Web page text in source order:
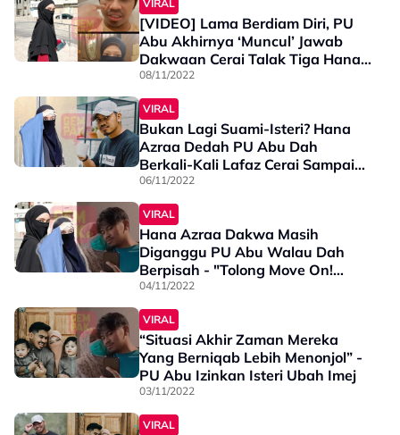
VIRAL
[VIDEO] Lama Berdiam Diri, PU
Abu Akhirnya ‘Muncul’ Jawab
Dakwaan Cerai Talak Tiga Hana
Azraa – “Keluar Pengesahan
Daripada Mahkamah Baru…”
08/11/2022
VIRAL
Bukan Lagi Suami-Isteri? Hana
Azraa Dedah PU Abu Dah
Berkali-Kali Lafaz Cerai Sampai
Jatuh Talak Tiga - "Satu Tahun
Satu Talak..."
06/11/2022
VIRAL
Hana Azraa Dakwa Masih
Diganggu PU Abu Walau Dah
Berpisah - "Tolong Move On!
Jangan Sampai Saya ..."
04/11/2022
VIRAL
“Situasi Akhir Zaman Mereka
Yang Berniqab Lebih Menonjol” -
PU Abu Izinkan Isteri Ubah Imej
03/11/2022
VIRAL